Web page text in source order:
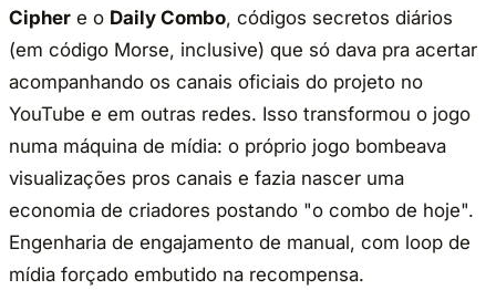
Cipher e o Daily Combo, códigos secretos diários
(em código Morse, inclusive) que só dava pra acertar
acompanhando os canais oficiais do projeto no
YouTube e em outras redes. Isso transformou o jogo
numa máquina de mídia: o próprio jogo bombeava
visualizações pros canais e fazia nascer uma
economia de criadores postando "o combo de hoje".
Engenharia de engajamento de manual, com loop de
mídia forçado embutido na recompensa.